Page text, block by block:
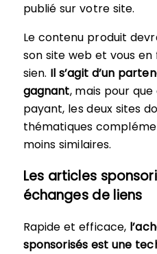
publié sur votre site.
Le contenu produit
son site web et vous
sien. Il s’agit d’un
gagnant, mais pour
payant, les deux sites
thématiques
moins similaires.
Les articles
échanges de liens
Rapide et efficace,
sponsorisés est une